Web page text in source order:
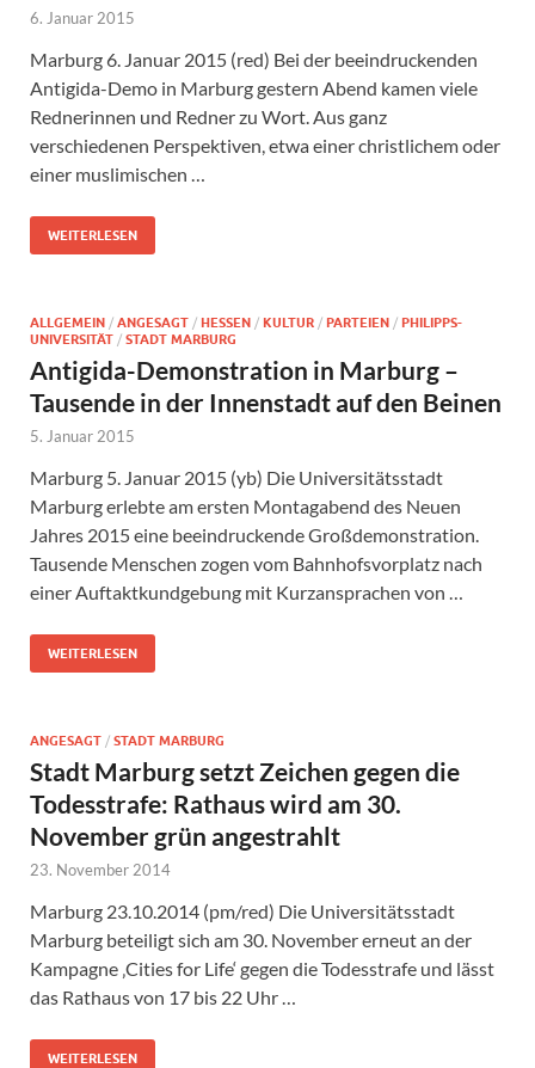
6. Januar 2015
Marburg 6. Januar 2015 (red) Bei der beeindruckenden
Antigida-Demo in Marburg gestern Abend kamen viele
Rednerinnen und Redner zu Wort. Aus ganz
verschiedenen Perspektiven, etwa einer christlichem oder
einer muslimischen …
WEITERLESEN
ALLGEMEIN / ANGESAGT / HESSEN / KULTUR / PARTEIEN / PHILIPPS-
UNIVERSITÄT / STADT MARBURG
Antigida-Demonstration in Marburg –
Tausende in der Innenstadt auf den Beinen
5. Januar 2015
Marburg 5. Januar 2015 (yb) Die Universitätsstadt
Marburg erlebte am ersten Montagabend des Neuen
Jahres 2015 eine beeindruckende Großdemonstration.
Tausende Menschen zogen vom Bahnhofsvorplatz nach
einer Auftaktkundgebung mit Kurzansprachen von …
WEITERLESEN
ANGESAGT / STADT MARBURG
Stadt Marburg setzt Zeichen gegen die
Todesstrafe: Rathaus wird am 30.
November grün angestrahlt
23. November 2014
Marburg 23.10.2014 (pm/red) Die Universitätsstadt
Marburg beteiligt sich am 30. November erneut an der
Kampagne ‚Cities for Life‘ gegen die Todesstrafe und lässt
das Rathaus von 17 bis 22 Uhr …
WEITERLESEN